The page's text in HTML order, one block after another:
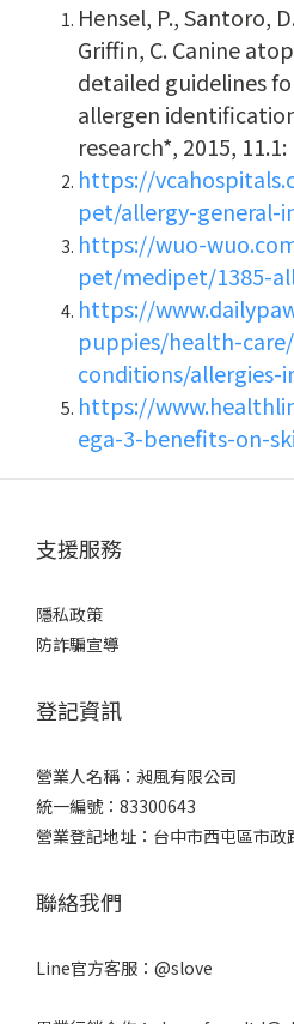
Hensel, P., Santoro,
Griffin, C. Canine
detailed guidelines
allergen
research*, 2015, 11.1:
https://
pet/allergy-general-
https://wuo-
pet/medipet/1385-
https://
puppies/health-
conditions/allergies-
https://
ega-3-benefits-on-
支援服務
隱私政策
防詐騙宣導
登記資訊
營業人名稱：昶風有限公司
統一編號：83300643
營業登記地址：台中市西屯區市政
聯絡我們
Line官方客服： @slove